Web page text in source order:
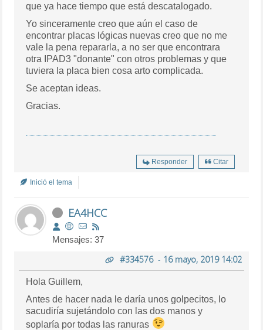
que ya hace tiempo que está descatalogado.
Yo sinceramente creo que aún el caso de
encontrar placas lógicas nuevas creo que no me
vale la pena repararla, a no ser que encontrara
otra IPAD3 "donante" con otros problemas y que
tuviera la placa bien cosa arto complicada.
Se aceptan ideas.
Gracias.
Responder Citar
Inició el tema
EA4HCC
Mensajes: 37
#334576- 16 mayo, 2019 14:02
Hola Guillem,
Antes de hacer nada le daría unos golpecitos, lo
sacudiría sujetándolo con las dos manos y
soplaría por todas las ranuras